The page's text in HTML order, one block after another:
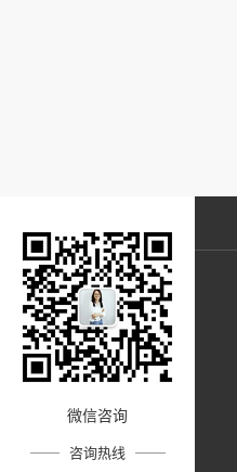
微信咨询
咨询热线